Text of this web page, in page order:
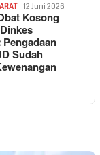
12 Juni 2026
Kosong
Sudah